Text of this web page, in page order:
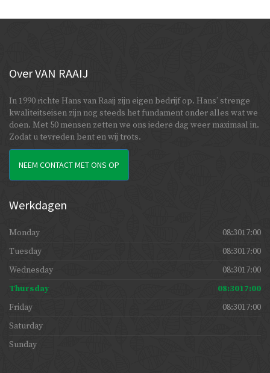
OverVAN RAAIJ
In 1990 richte Hans van Raaij zijn eigen bedrijf op. Hans’ strenge
kwaliteitseisen zijn nog steeds het fundament onder alles wat we
doen. Met 50 mensen zetten we ons iedere dag weer maximaal in.
Zodat u tevreden bent en wij trots.
NEEM CONTACT MET ONS OP
Werkdagen
Monday
08:3017:00
Tuesday
08:3017:00
Wednesday
08:3017:00
Thursday
08:3017:00
Friday
08:3017:00
Saturday
Sunday